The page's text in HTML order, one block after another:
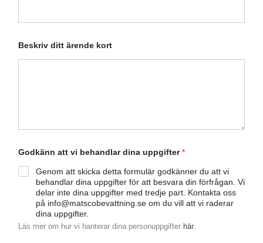
Beskriv ditt ärende kort
Godkänn att vi behandlar dina uppgifter*
Genom att skicka detta formulär godkänner du att vi
behandlar dina uppgifter för att besvara din förfrågan. Vi
delar inte dina uppgifter med tredje part. Kontakta oss
på info@matscobevattning.se om du vill att vi raderar
dina uppgifter.
Läs mer om hur vi hanterar dina personuppgifter här.